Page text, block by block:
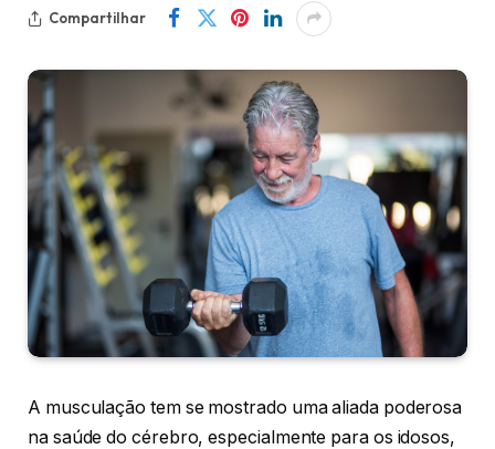
Compartilhar
A musculação tem se mostrado uma aliada poderosa
na saúde do cérebro, especialmente para os idosos,